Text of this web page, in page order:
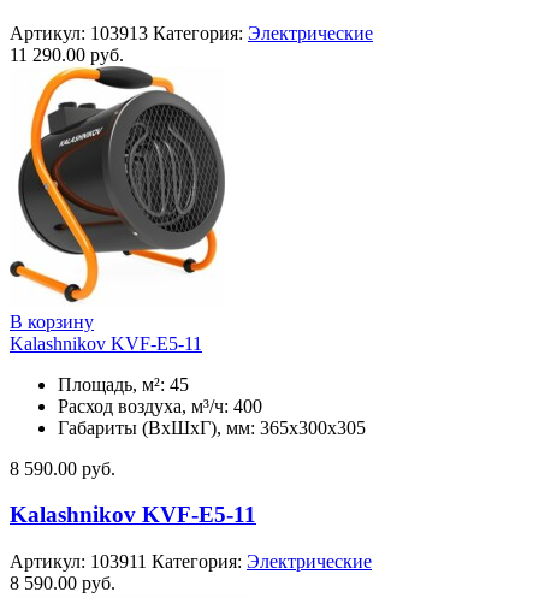
Артикул: 103913 Категория: Электрические
11 290.00 руб.
В корзину
Kalashnikov KVF-E5-11
Площадь, м²: 45
Расход воздуха, м³/ч: 400
Габариты (ВхШхГ), мм: 365x300x305
8 590.00 руб.
Kalashnikov KVF-E5-11
Артикул: 103911 Категория: Электрические
8 590.00 руб.